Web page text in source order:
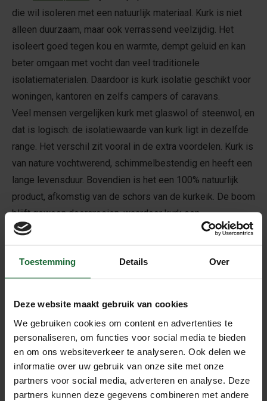
Toestemming Details Over
Deze website maakt gebruik van cookies
We gebruiken cookies om content en advertenties te
personaliseren, om functies voor social media te bieden
en om ons websiteverkeer te analyseren. Ook delen we
informatie over uw gebruik van onze site met onze
partners voor social media, adverteren en analyse. Deze
partners kunnen deze gegevens combineren met andere
die wil isoleren met een natuurlijk materiaal. Kurk is niet
alleen duurzaam, maar ook verrassend veelzijdig. Het
isoleert goed tegen kou en warmte, dempt geluid en kan
beter omgaan met vocht dan veel traditionele
isolatiematerialen. Daardoor is kurk isolatie geschikt voor
woningen, kantoren en zelfs campers of caravans.
Veel mensen vergelijken kurk met glaswol of steenwol, en
dat is logisch: de isolatiewaarde van kurk ligt in dezelfde
range. Het verschil zit vooral in de extra voordelen. Kurk is
van nature vochtwerend, schimmelbestendig en heeft een
lange levensduur. Bovendien is het een 100% natuurlijk
product, afkomstig van de schors van de kurkeik. De boom
blijft gewoon doorgroeien, waardoor kurk een
hernieuwbare grondstof is.
isolatieplaten in verschillende diktes en formaten.
Daarmee kun je zowel thermisch isoleren als de akoestiek
Wat is isolatiekurk?
Isolatiekurk is kurk die speciaal wordt gebruikt als
isolatiemateriaal. Het wordt gemaakt van kurk (schors) en
verwerkt tot platen, rollen of korrels. Door de celstructuur
van kurk ontstaan miljoenen kleine luchtkamers. Die